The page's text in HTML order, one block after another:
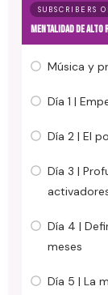
SUBSCRIBERS
MENTALIDAD DE ALTO
Música y
Día 1 |
Día 2 | El
Día 3 |
Día 4 |
meses
Día 5 | La